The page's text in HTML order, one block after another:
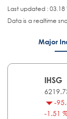
Last updated :
Data is a realtime
Major
IHSG
-
-1.51